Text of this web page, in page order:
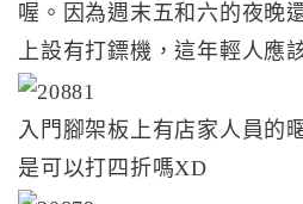
喔。因為週末五和六的夜晚
上設有打鏢機，這年輕人應
入門腳架板上有店家人員的
是可以打四折嗎XD